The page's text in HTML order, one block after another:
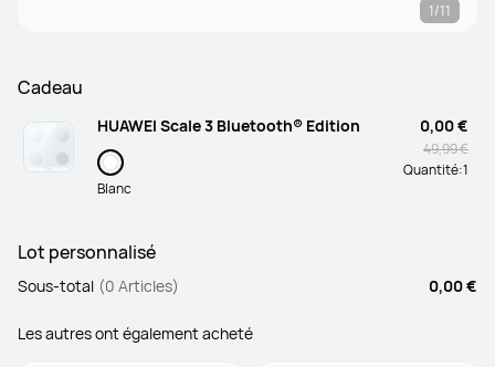
1/11
Cadeau
HUAWEI Scale 3 Bluetooth® Edition
Blanc
0,00 €
49,99 €
Quantité:1
Lot personnalisé
Sous-total (0 Articles) 0,00 €
Les autres ont également acheté